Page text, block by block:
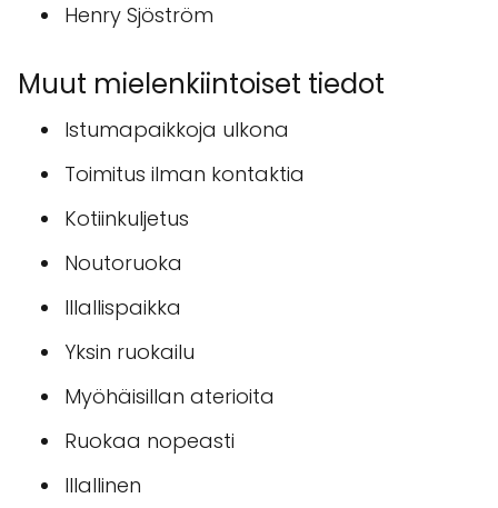
Henry Sjöström
Muut mielenkiintoiset tiedot
Istumapaikkoja ulkona
Toimitus ilman kontaktia
Kotiinkuljetus
Noutoruoka
Illallispaikka
Yksin ruokailu
Myöhäisillan aterioita
Ruokaa nopeasti
Illallinen